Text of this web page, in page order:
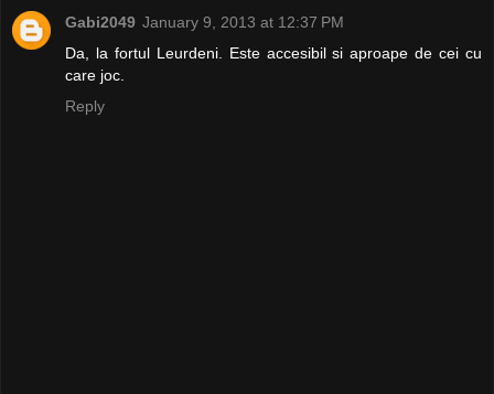
Gabi2049 January 9, 2013 at 12:37 PM
Da, la fortul Leurdeni. Este accesibil si aproape de cei cu
care joc.
Reply